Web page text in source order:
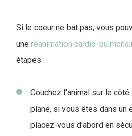
Si le coeur ne bat pas, vous
une réanimation cardio-
étapes :
Couchez l'animal sur le côté
plane, si vous êtes dans un
placez-vous d'abord en